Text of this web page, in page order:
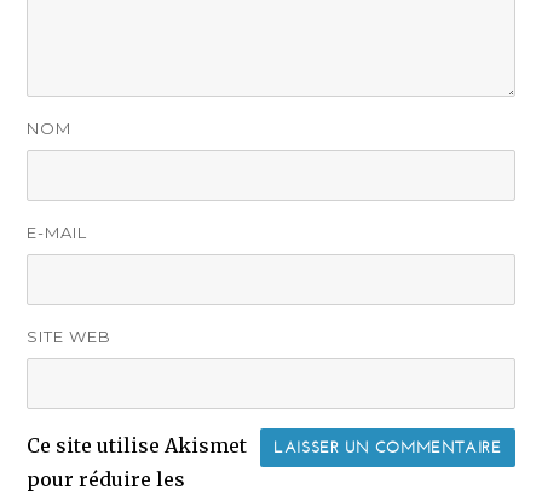
NOM
E-MAIL
SITE WEB
Ce site utilise Akismet
pour réduire les